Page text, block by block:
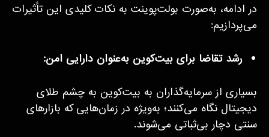
در ادامه، به‌صورت بولت‌پوینت به نکات کلیدی این تأثیرات
می‌پردازیم:
رشد تقاضا برای بیت‌کوین به‌عنوان دارایی امن:
بسیاری از سرمایه‌گذاران به بیت‌کوین به چشم طلای
دیجیتال نگاه می‌کنند؛ به‌ویژه در زمان‌هایی که بازارهای
سنتی دچار بی‌ثباتی می‌شوند.